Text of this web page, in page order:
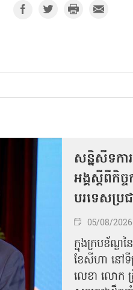
សន្និសីទក
អង្គស្តីពីកិច្
បរទេសប្រ
05/08/2026
ក្នុងក្របខ័ណ្ឌ
ខែសីហា នៅ
លេខា លោក ត្